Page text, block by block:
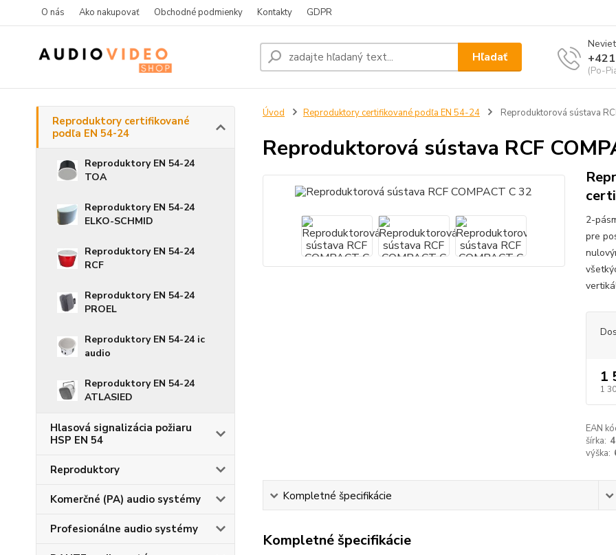
O nás Ako nakupovať Obchodné podmienky Kontakty GDPR
Hľadať
(Po-
Reproduktory certifikované
podľa EN 54-24
Reproduktory EN 54-24
TOA
Reproduktory EN 54-24
ELKO-SCHMID
Reproduktory EN 54-24
RCF
Reproduktory EN 54-24
PROEL
Reproduktory EN 54-24 ic
audio
Reproduktory EN 54-24
ATLASIED
Hlasová signalizácia požiaru
HSP EN 54
Reproduktory
Komerčné (PA) audio systémy
Profesionálne audio systémy
Úvod Reproduktory certifikované podľa EN 54-24 Reproduktorová sústava
Reproduktorová sústava RCF
2-
pre
1
1
EAN
šírka:
výška:
Kompletné špecifikácie
Kompletné špecifikácie